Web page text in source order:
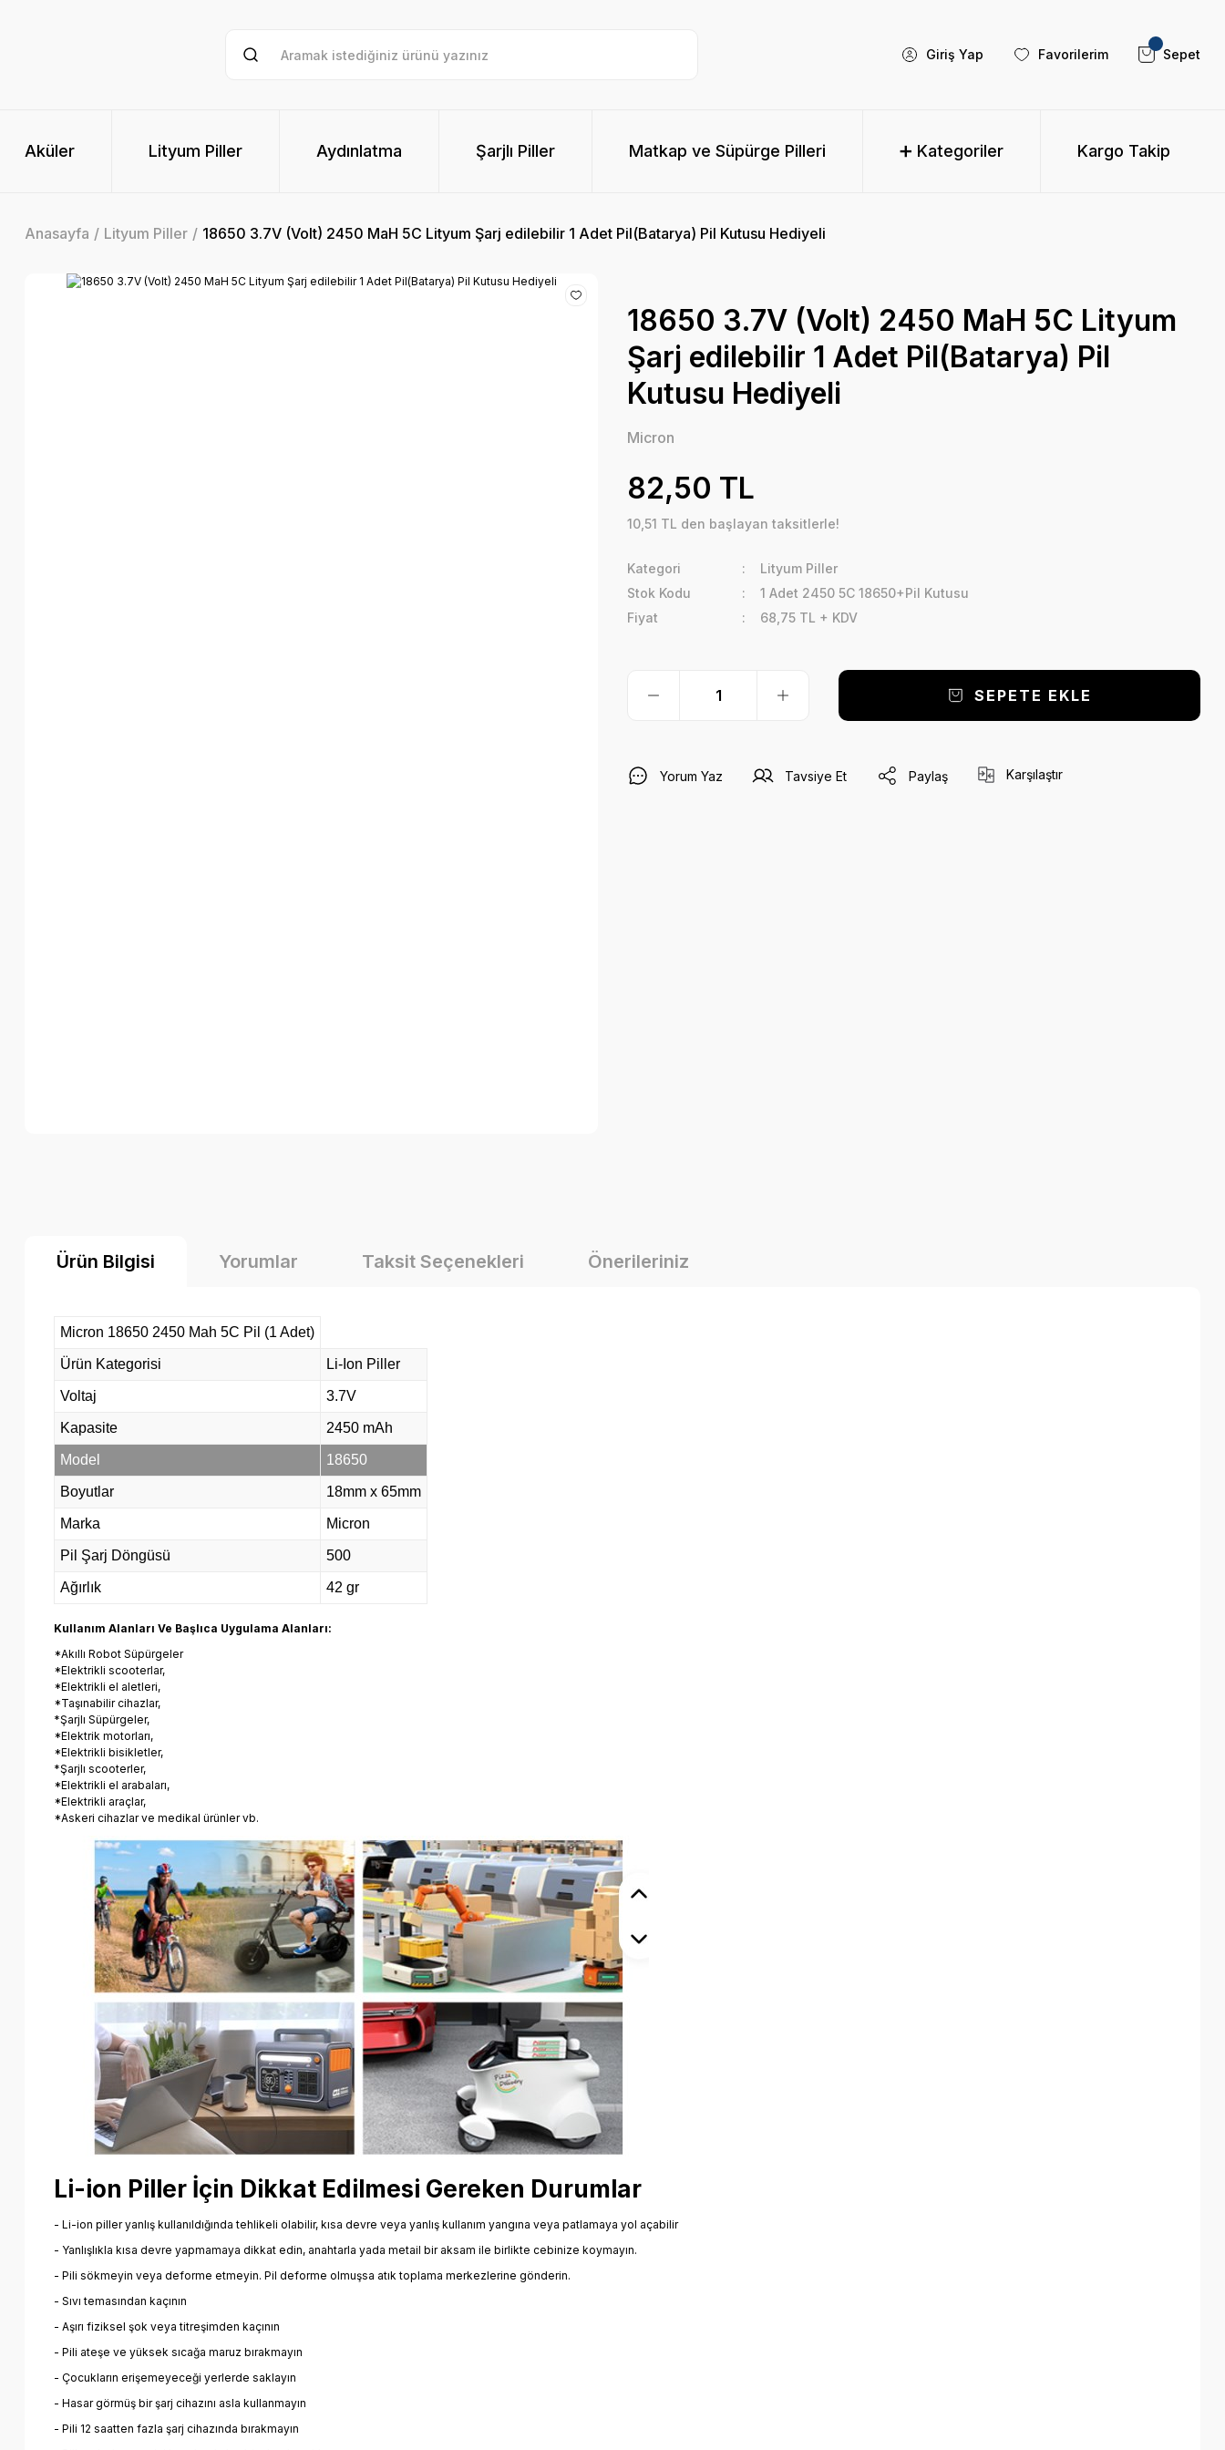
Giriş Yap Favorilerim Sepet
Aküler Lityum Piller Aydınlatma Şarjlı Piller Matkap ve Süpürge Pilleri ➕ Kategoriler Kargo Takip
Anasayfa Lityum Piller 18650 3.7V (Volt) 2450 MaH 5C Lityum Şarj edilebilir 1 Adet Pil(Batarya) Pil Kutusu Hediyeli
18650 3.7V (Volt) 2450 MaH 5C Lityum
Şarj edilebilir 1 Adet Pil(Batarya) Pil
Kutusu Hediyeli
Micron
82,50 TL
10,51 TL den başlayan taksitlerle!
Kategori
Lityum Piller
Stok Kodu
1 Adet 2450 5C 18650+Pil Kutusu
Fiyat
68,75 TL + KDV
SEPETE EKLE
Yorum Yaz Tavsiye Et Paylaş Karşılaştır
Ürün Bilgisi Yorumlar Taksit Seçenekleri Önerileriniz
Micron 18650 2450 Mah 5C Pil (1 Adet)
Ürün Kategorisi Li-Ion Piller
Voltaj 3.7V
Kapasite 2450 mAh
Model 18650
Boyutlar 18mm x 65mm
Marka Micron
Pil Şarj Döngüsü 500
Ağırlık 42 gr
Kullanım Alanları Ve Başlıca Uygulama Alanları:
*Akıllı Robot Süpürgeler
*Elektrikli scooterlar,
*Elektrikli el aletleri,
*Taşınabilir cihazlar,
*Şarjlı Süpürgeler,
*Elektrik motorları,
*Elektrikli bisikletler,
*Şarjlı scooterler,
*Elektrikli el arabaları,
*Elektrikli araçlar,
*Askeri cihazlar ve medikal ürünler vb.
Li-ion Piller İçin Dikkat Edilmesi Gereken Durumlar
- Li-ion piller yanlış kullanıldığında tehlikeli olabilir, kısa devre veya yanlış kullanım yangına veya patlamaya yol açabilir
- Yanlışlıkla kısa devre yapmamaya dikkat edin, anahtarla yada metail bir aksam ile birlikte cebinize koymayın.
- Pili sökmeyin veya deforme etmeyin. Pil deforme olmuşsa atık toplama merkezlerine gönderin.
- Sıvı temasından kaçının
- Aşırı fiziksel şok veya titreşimden kaçının
- Pili ateşe ve yüksek sıcağa maruz bırakmayın
- Çocukların erişemeyeceği yerlerde saklayın
- Hasar görmüş bir şarj cihazını asla kullanmayın
- Pili 12 saatten fazla şarj cihazında bırakmayın